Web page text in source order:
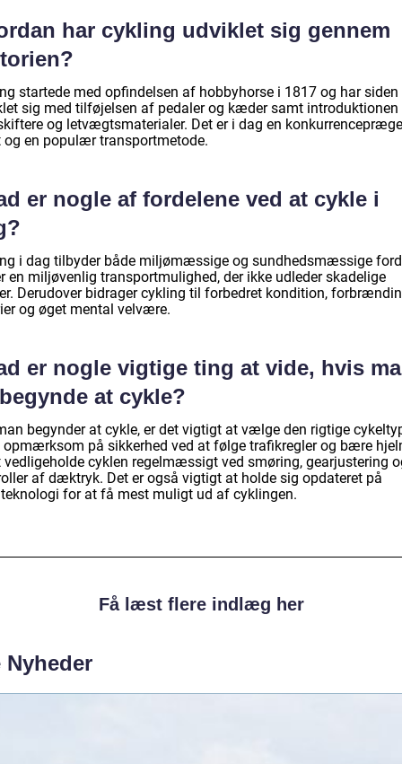
har cykling udviklet sig gennem
startede med opfindelsen af hobbyhorse i 1817 og har siden
sig med tilføjelsen af pedaler og kæder samt
og letvægtsmaterialer. Det er i dag en
og en populær transportmetode.
er nogle af fordelene ved at cykle i
i dag tilbyder både miljømæssige og sundhedsmæssige
en miljøvenlig transportmulighed, der ikke udleder skadelige
Derudover bidrager cykling til forbedret kondition,
og øget mental velvære.
er nogle vigtige ting at vide, hvis
at cykle?
begynder at cykle, er det vigtigt at vælge den rigtige
på sikkerhed ved at følge trafikregler og bære
vedligeholde cyklen regelmæssigt ved smøring, gearjustering
af dæktryk. Det er også vigtigt at holde sig opdateret på
for at få mest muligt ud af cyklingen.
Få læst flere indlæg her
Nyheder